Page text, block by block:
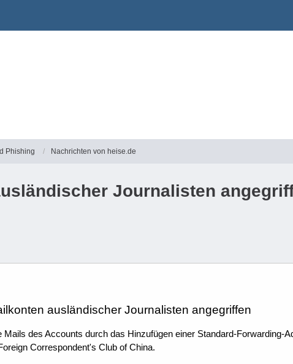
Phishing Nachrichten von heise.de
Journalisten
ausländischer Journalisten angegriffen
Mails des Accounts durch das Hinzufügen einer Standard-Forwarding-
Correspondent's Club of China.